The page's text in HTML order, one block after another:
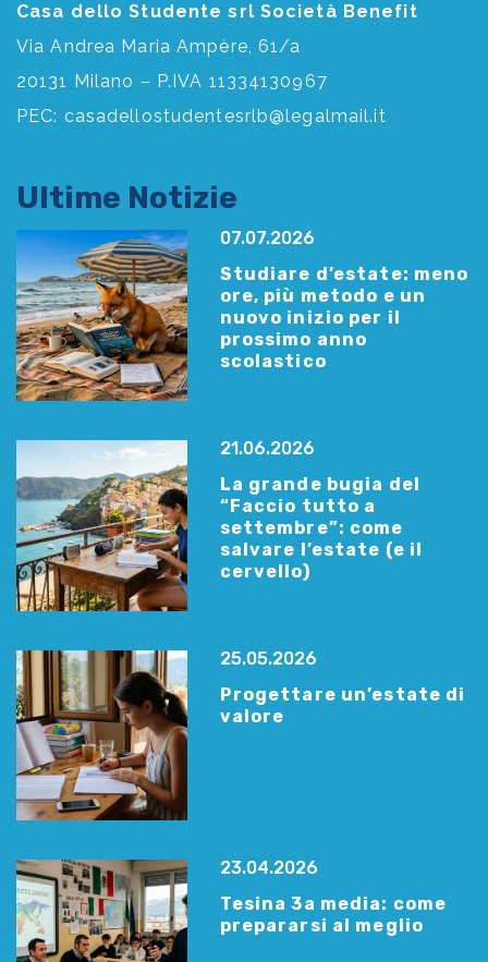
Casa dello Studente srl Società Benefit
Via Andrea Maria Ampère, 61/a
20131 Milano – P.IVA 11334130967
PEC: casadellostudentesrlb@legalmail.it
Ultime Notizie
07.07.2026
Studiare d’estate: meno
ore, più metodo e un
nuovo inizio per il
prossimo anno
scolastico
21.06.2026
La grande bugia del
“Faccio tutto a
settembre”: come
salvare l’estate (e il
cervello)
25.05.2026
Progettare un’estate di
valore
23.04.2026
Tesina 3a media: come
prepararsi al meglio